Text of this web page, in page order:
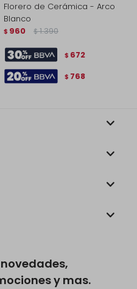
Florero de Cerámica - Arco
Blanco
$ 960 $ 1.390
$ 672
$ 768
y mas.